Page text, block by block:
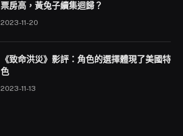
票房高，黃兔子續集迴歸？
2023-11-20
《致命洪災》影評：角色的選擇體現了美國特
色
2023-11-13